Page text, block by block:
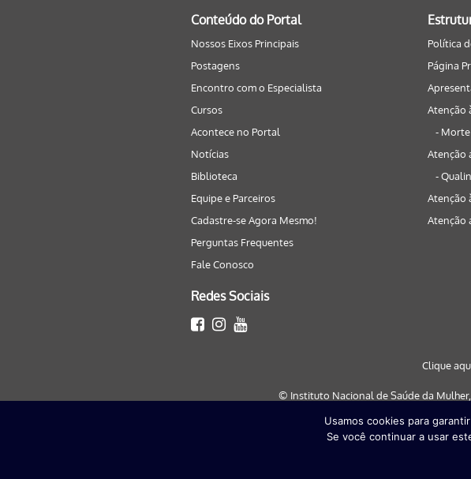
Conteúdo do Portal
Nossos Eixos Principais
Postagens
Encontro com o Especialista
Cursos
Acontece no Portal
Notícias
Biblioteca
Equipe e Parceiros
Cadastre-se Agora Mesmo!
Perguntas Frequentes
Fale Conosco
Redes Sociais
Política
Página
Atenção
- Morte
Atenção
-
Atenção
Atenção
Clique
© Instituto Nacional de Saúde da Mulher,
Este site será melhor visualizado nos navegadores:
Usamos cookies para
Se você continuar a usar